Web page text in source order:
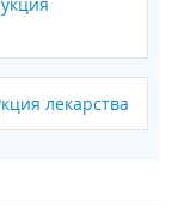
лекарства